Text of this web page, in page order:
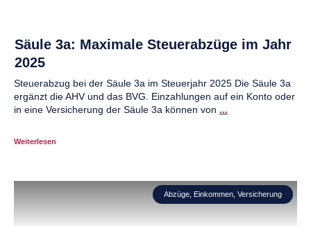
Säule 3a: Maximale Steuerabzüge im Jahr
2025
Steuerabzug bei der Säule 3a im Steuerjahr 2025 Die Säule 3a
ergänzt die AHV und das BVG. Einzahlungen auf ein Konto oder
in eine Versicherung der Säule 3a können von ...
Weiterlesen
Abzüge Einkommen Versicherung